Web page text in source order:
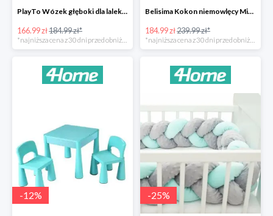
PlayTo Wózek głęboki dla lalek Viola -10%
166.99 zł184.99 zł*
Belisima Kokon niemowlęcy Minky Sweet Baby -23%
184.99 zł239.99 zł*
-12% -25%